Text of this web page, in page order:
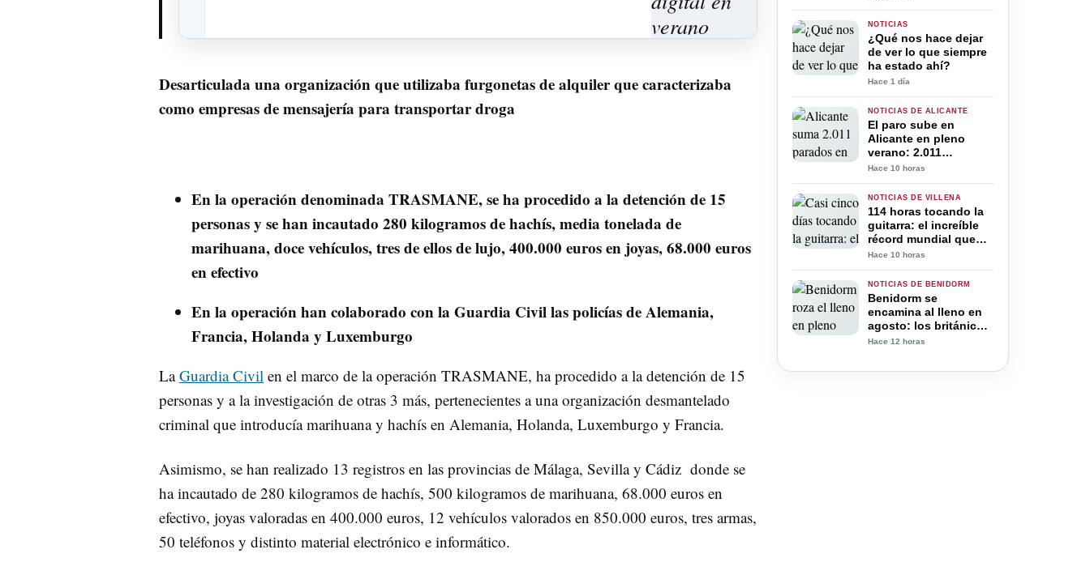
Desarticulada una organización que utilizaba furgonetas de alquiler que caracterizaba
como empresas de mensajería para transportar droga
En la operación denominada TRASMANE, se ha procedido a la detención de 15
personas y se han incautado 280 kilogramos de hachís, media tonelada de
marihuana, doce vehículos, tres de ellos de lujo, 400.000 euros en joyas, 68.000 euros
en efectivo
En la operación han colaborado con la Guardia Civil las policías de Alemania,
Francia, Holanda y Luxemburgo
LaGuardia Civil en el marco de la operación TRASMANE, ha procedido a la detención de 15
personas y a la investigación de otras 3 más, pertenecientes a una organización desmantelado
criminal que introducía marihuana y hachís en Alemania, Holanda, Luxemburgo y Francia.
Asimismo, se han realizado 13 registros en las provincias de Málaga, Sevilla y Cádiz donde se
ha incautado de 280 kilogramos de hachís, 500 kilogramos de marihuana, 68.000 euros en
efectivo, joyas valoradas en 400.000 euros, 12 vehículos valorados en 850.000 euros, tres armas,
50 teléfonos y distinto material electrónico e informático.
NOTICIAS
¿Qué nos hace dejar
de ver lo que siempre
ha estado ahí?
Hace 1 día
NOTICIAS DE ALICANTE
El paro sube en
Alicante en pleno
verano: 2.011
desempleados más
trabajadores
Hace 10 horas
NOTICIAS DE VILLENA
114 horas tocando la
guitarra: el increíble
récord mundial que
José “El Gran Jota”
Villena
Hace 10 horas
NOTICIAS DE BENIDORM
Benidorm se
encamina al lleno en
agosto: los británicos
ya superan a los
Hace 12 horas